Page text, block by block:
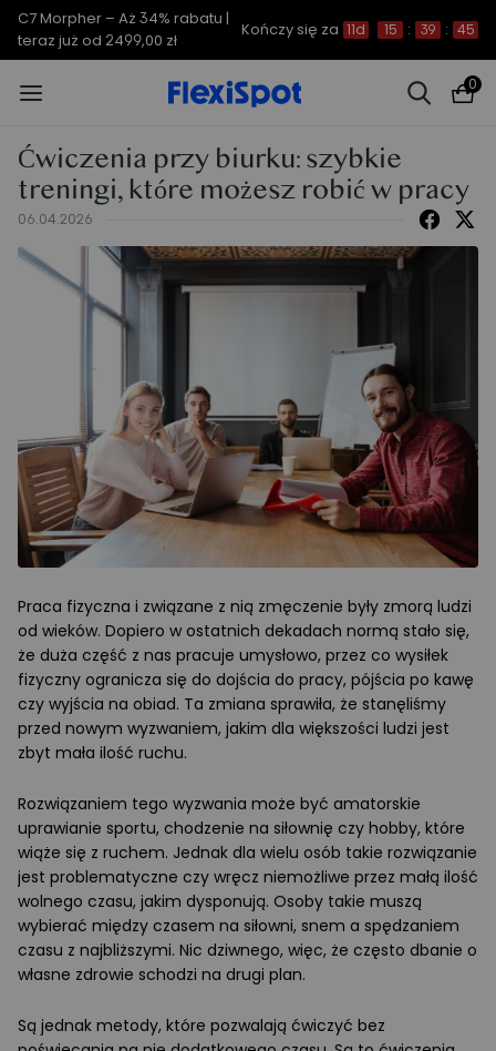
C7 Morpher – Aż 34% rabatu |
teraz już od 2499,00 zł
Kończy się za 11d 15 : 39 : 44
0
Ćwiczenia przy biurku: szybkie
treningi, które możesz robić w pracy
06.04.2026
Praca fizyczna i związane z nią zmęczenie były zmorą ludzi
od wieków. Dopiero w ostatnich dekadach normą stało się,
że duża część z nas pracuje umysłowo, przez co wysiłek
fizyczny ogranicza się do dojścia do pracy, pójścia po kawę
czy wyjścia na obiad. Ta zmiana sprawiła, że stanęliśmy
przed nowym wyzwaniem, jakim dla większości ludzi jest
zbyt mała ilość ruchu.
Rozwiązaniem tego wyzwania może być amatorskie
uprawianie sportu, chodzenie na siłownię czy hobby, które
wiąże się z ruchem. Jednak dla wielu osób takie rozwiązanie
jest problematyczne czy wręcz niemożliwe przez małą ilość
wolnego czasu, jakim dysponują. Osoby takie muszą
wybierać między czasem na siłowni, snem a spędzaniem
czasu z najbliższymi. Nic dziwnego, więc, że często dbanie o
własne zdrowie schodzi na drugi plan.
Są jednak metody, które pozwalają ćwiczyć bez